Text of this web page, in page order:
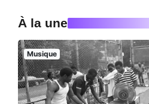
À la une
Musique